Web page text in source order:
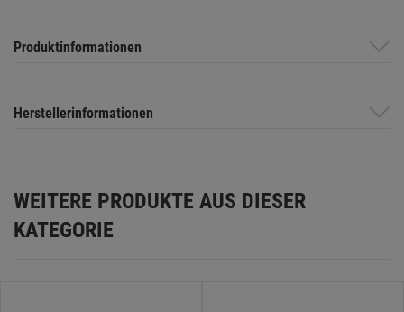
Produktinformationen
Herstellerinformationen
WEITERE PRODUKTE AUS DIESER
KATEGORIE